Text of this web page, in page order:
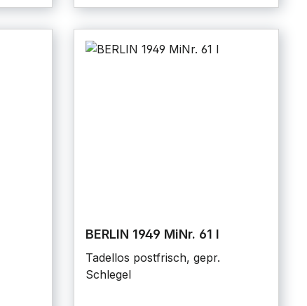
BERLIN 1949 MiNr. 61 I
Tadellos postfrisch, gepr.
Schlegel